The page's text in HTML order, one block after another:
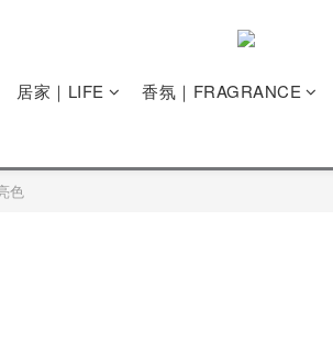
居家｜LIFE 香氛｜FRAGRANCE
色